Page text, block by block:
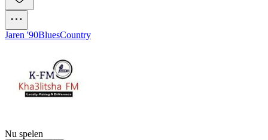
Jaren '90BluesCountry
Nu spelen